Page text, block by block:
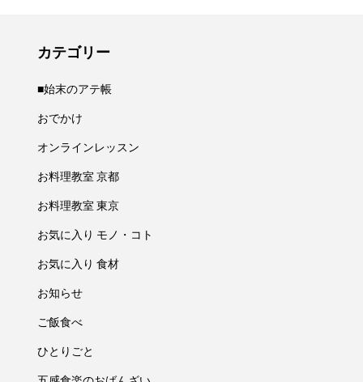
カテゴリー
■始末のアテ帳
おでかけ
オンラインレッスン
お料理教室 京都
お料理教室 東京
お気に入り モノ・コト
お気に入り 食材
お知らせ
ご飯食べ
ひとりごと